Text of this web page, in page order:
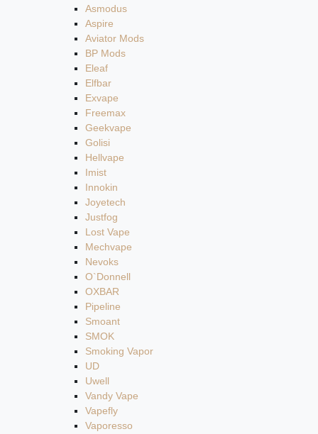
Asmodus
Aspire
Aviator Mods
BP Mods
Eleaf
Elfbar
Exvape
Freemax
Geekvape
Golisi
Hellvape
Imist
Innokin
Joyetech
Justfog
Lost Vape
Mechvape
Nevoks
O`Donnell
OXBAR
Pipeline
Smoant
SMOK
Smoking Vapor
UD
Uwell
Vandy Vape
Vapefly
Vaporesso